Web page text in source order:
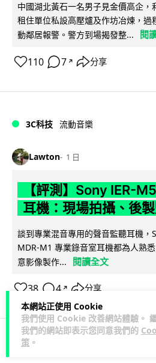
本網站正使用 Cookie
我們使用 Cookie 改善網站體驗。
我們的網站即表示您同意我們的
策 。
中國湖北黃石一名男子見金價高企
租住單位私設高壓爐及作坊冶煉，過
動鄰居報警。警方到場揭發整...
閱
110 7 ↗ 分享
3C科技 流動音樂
Lawton 1 日
【評測】Sony IER-
耳機：現場拍攝、後
談到專業混音專用的聲音監聽耳機
MDR-M1 專業錄音室耳機都為人熟
意影像製作...
閱讀全文
38 4 ↗ 分享
科技娛樂